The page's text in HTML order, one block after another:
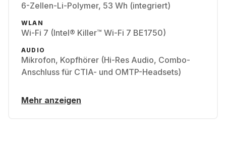
6-Zellen-Li-Polymer, 53 Wh (integriert)
WLAN
Wi-Fi 7 (Intel® Killer™ Wi-Fi 7 BE1750)
AUDIO
Mikrofon, Kopfhörer (Hi-Res Audio, Combo-
Anschluss für CTIA- und OMTP-Headsets)
Mehr anzeigen